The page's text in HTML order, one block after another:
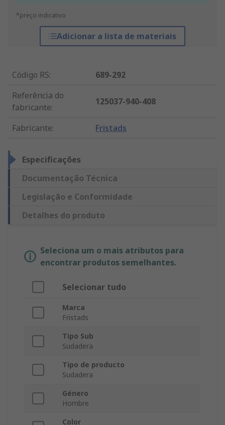
*preço indicativo
Adicionar a lista de materiais
Código RS:
689-292
Referência do
fabricante:
125037-940-408
Fabricante: Fristads
Especificações
Documentação Técnica
Legislação e Conformidade
Detalhes do produto
Seleciona um o mais atributos para
encontrar produtos semelhantes.
Selecionar tudo
Marca
Fristads
Tipo Sub
Sudadera
Tipo de producto
Sudadera
Género
Hombre
Color